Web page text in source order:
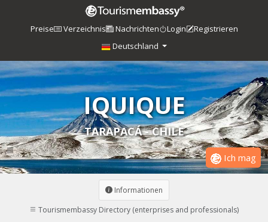
Preise Verzeichnis Nachrichten Login
Registrieren
Deutschland
IQUIQUE
TARAPACÁ - CHILE
Ich mag
Informationen
Tourismembassy Directory (enterprises and professionals)